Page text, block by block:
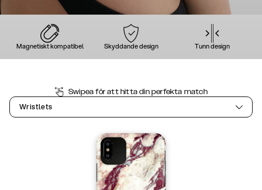
Magnetiskt kompatibel Skyddande design Tunn design
Swipea för att hitta din perfekta match
Wristlets